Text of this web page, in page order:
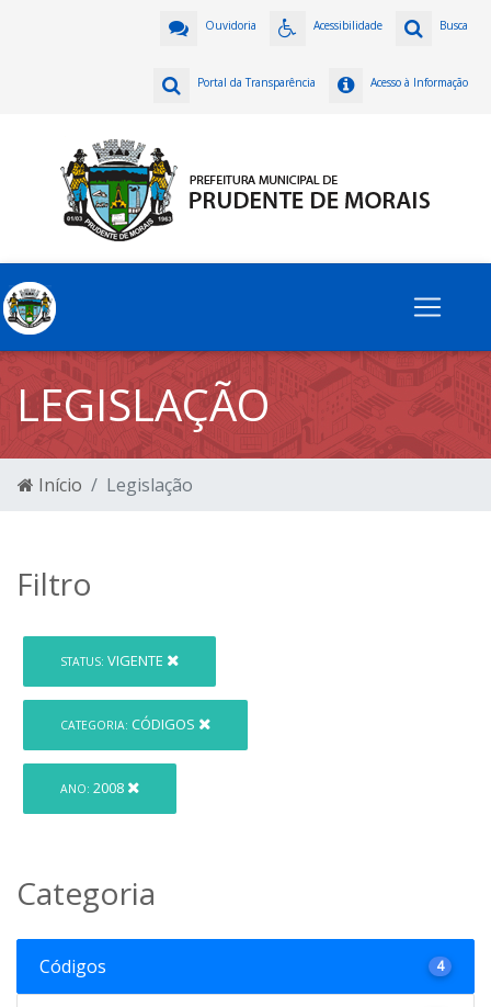
Busca
Acessibilidade
Ouvidoria
Acesso à Informação
Portal da Transparência
LEGISLAÇÃO
Início Legislação
Filtro
STATUS: VIGENTE
CATEGORIA: CÓDIGOS
ANO: 2008
Categoria
Códigos 4